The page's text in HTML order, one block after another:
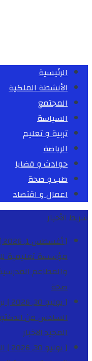
الرئيسية
الأنشطة الملكية
المجتمع
السياسة
تربية و تعليم
الرياضة
حوادث و قضايا
طب و صحة
اعمال و اقتصاد
شريط الأخبار
[ أغسطس 1, 2026 ]
مؤسسة تعليمية
والمطاعم
صحة
[ يوليو 30, 2026 ]
السادس من
المجيدالاخبار
[ يوليو 30, 2026 ]